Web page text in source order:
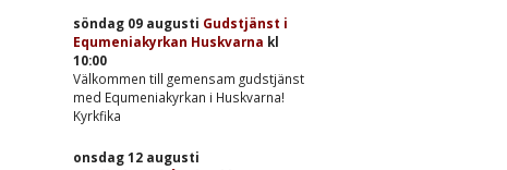
söndag 09 augusti Gudstjänst i
Equmeniakyrkan Huskvarna kl
10:00
Välkommen till gemensam gudstjänst
med Equmeniakyrkan i Huskvarna!
Kyrkfika
onsdag 12 augusti